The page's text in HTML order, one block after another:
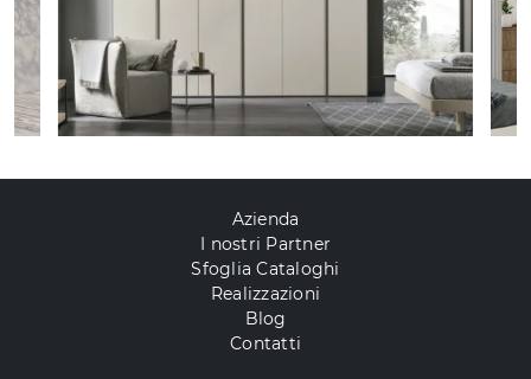
Azienda
I nostri Partner
Sfoglia Cataloghi
Realizzazioni
Blog
Contatti